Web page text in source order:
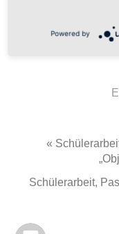
«
Schülerarbeit,
Powered by